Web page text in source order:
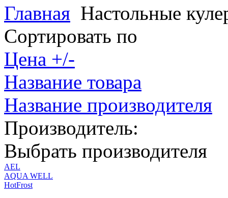
Главная Настольные
Сортировать по
Цена +/-
Название товара
Название производителя
Производитель:
Выбрать производителя
AEL
AQUA WELL
HotFrost